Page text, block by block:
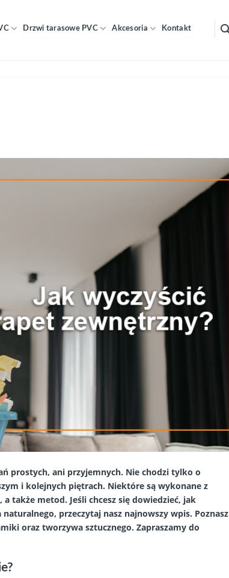
Drzwi tarasowe PVC Akcesoria Kontakt
prostych, ani przyjemnych. Nie chodzi tylko o
i kolejnych piętrach. Niektóre są wykonane z
także metod. Jeśli chcesz się dowiedzieć, jak
przeczytaj nasz najnowszy wpis. Poznasz
oraz tworzywa sztucznego. Zapraszamy do